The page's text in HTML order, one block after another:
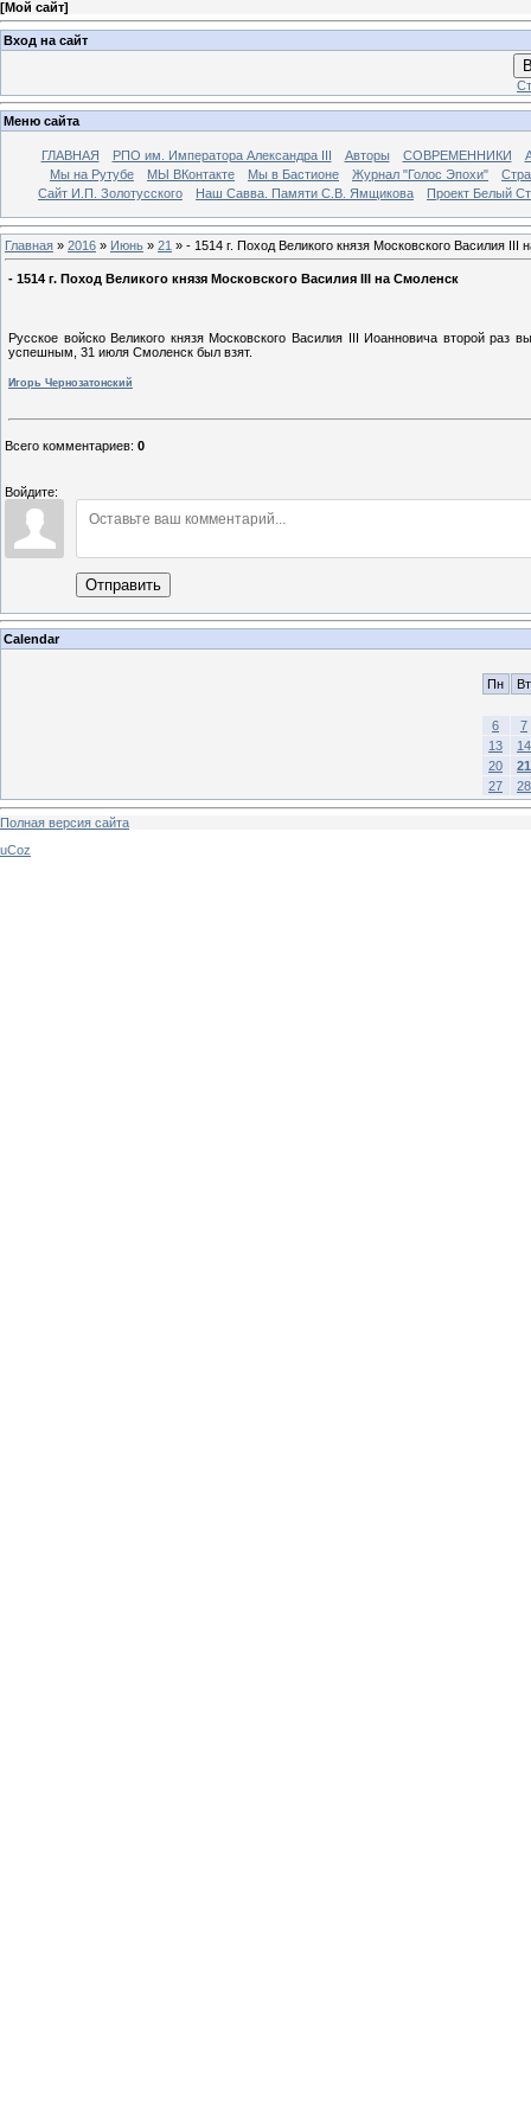
[Мой сайт]
Вход на сайт
Меню сайта
ГЛАВНАЯ РПО им. Императора Александра III Авторы СОВРЕМЕННИКИ
Мы на Рутубе
МЫ ВКонтакте Мы в Бастионе Журнал "Голос Эпохи"
Сайт И.П. Золотусского
Наш Савва. Памяти С.В. Ямщикова Проект Белый
Главная » 2016 » Июнь » 21 » - 1514 г. Поход Великого князя Московского Василия III
- 1514 г. Поход Великого князя Московского Василия III на Смоленск
Русское войско Великого князя Московского Василия III Иоанновича второй
успешным, 31 июля Смоленск был взят.
Игорь Чернозатонский
Всего комментариев: 0
Войдите:
Отправить
Calendar
Пн Вт
6
7
13
14
20
21
27
28
Полная версия сайта
uCoz